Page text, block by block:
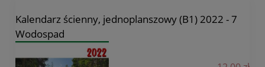
Kalendarz ścienny, jednoplanszowy (B1) 2022 - 7
Wodospad